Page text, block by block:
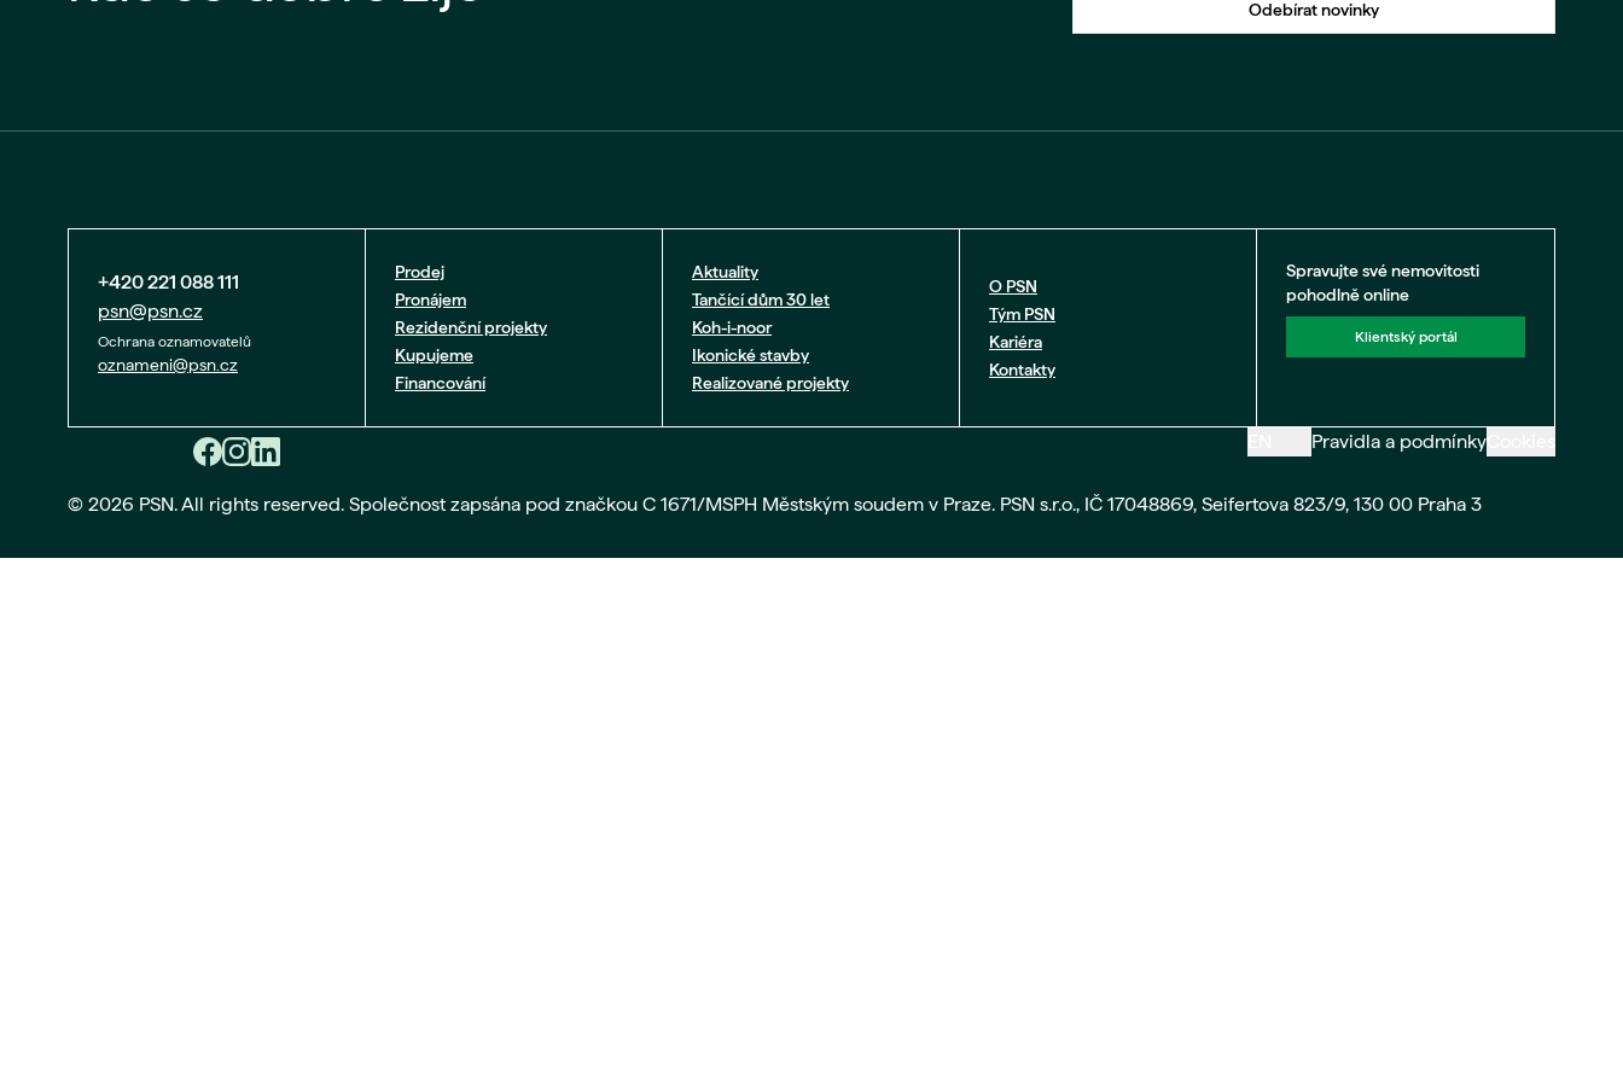
Odebírat novinky
+420 221 088 111
psn@psn.cz
Ochrana oznamovatelů
oznameni@psn.cz
Prodej
Pronájem
Rezidenční projekty
Kupujeme
Financování
Aktuality
Tančící dům 30 let
Koh-i-noor
Ikonické stavby
Realizované projekty
O PSN
Tým PSN
Kariéra
Kontakty
Spravujte své nemovitosti
pohodlně online
Klientský portál
Pravidla a podmínky
© 2026 PSN. All rights reserved. Společnost zapsána pod značkou C 1671/MSPH Městským soudem v Praze. PSN s.r.o., IČ 17048869, Seifertova 823/9, 130 00 Praha 3